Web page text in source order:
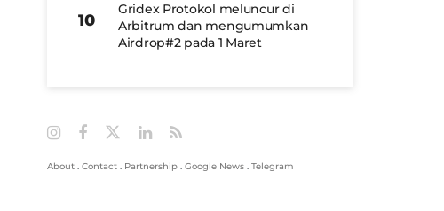
Gridex Protokol meluncur di
Arbitrum dan mengumumkan
Airdrop#2 pada 1 Maret
About . Contact . Partnership . Google News . Telegram